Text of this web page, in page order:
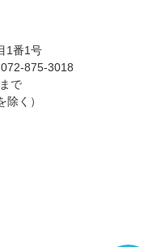
1番1号
875-3018
で
除く）